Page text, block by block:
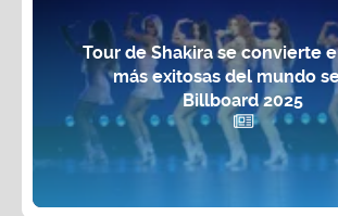
Tour de Shakira se convierte
más exitosas del mundo
Billboard 2025